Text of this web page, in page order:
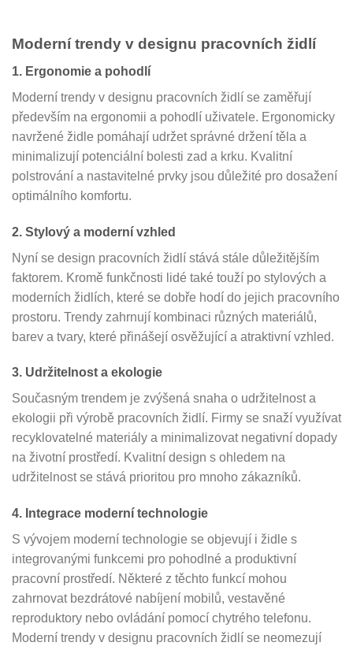
Moderní trendy v designu pracovních židlí
1. Ergonomie a pohodlí
Moderní trendy v designu pracovních židlí se zaměřují
především na ergonomii a pohodlí uživatele. Ergonomicky
navržené židle pomáhají udržet správné držení těla a
minimalizují potenciální bolesti zad a krku. Kvalitní
polstrování a nastavitelné prvky jsou důležité pro dosažení
optimálního komfortu.
2. Stylový a moderní vzhled
Nyní se design pracovních židlí stává stále důležitějším
faktorem. Kromě funkčnosti lidé také touží po stylových a
moderních židlích, které se dobře hodí do jejich pracovního
prostoru. Trendy zahrnují kombinaci různých materiálů,
barev a tvary, které přinášejí osvěžující a atraktivní vzhled.
3. Udržitelnost a ekologie
Současným trendem je zvýšená snaha o udržitelnost a
ekologii při výrobě pracovních židlí. Firmy se snaží využívat
recyklovatelné materiály a minimalizovat negativní dopady
na životní prostředí. Kvalitní design s ohledem na
udržitelnost se stává prioritou pro mnoho zákazníků.
4. Integrace moderní technologie
S vývojem moderní technologie se objevují i židle s
integrovanými funkcemi pro pohodlné a produktivní
pracovní prostředí. Některé z těchto funkcí mohou
zahrnovat bezdrátové nabíjení mobilů, vestavěné
reproduktory nebo ovládání pomocí chytrého telefonu.
Moderní trendy v designu pracovních židlí se neomezují